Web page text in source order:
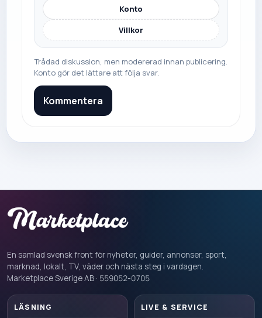
Konto
Villkor
Trådad diskussion, men modererad innan publicering.
Konto gör det lättare att följa svar.
Kommentera
En samlad svensk front för nyheter, guider, annonser, sport,
marknad, lokalt, TV, väder och nästa steg i vardagen.
Marketplace Sverige AB · 559052-0705
LÄSNING
LIVE & SERVICE